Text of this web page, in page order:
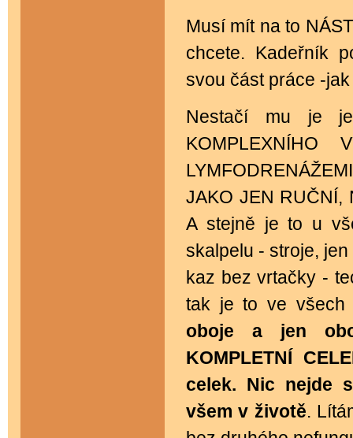
Musí mít na to
chcete. Kadeřník
svou část práce -
Nestačí mu je
JAKO JEN RUČNÍ,
A stejně je to u
skalpelu - stroje,
kaz bez vrtačky -
tak je to ve všech
oboje a jen
KOMPLETNÍ
celek. Nic nejde
všem v životě.